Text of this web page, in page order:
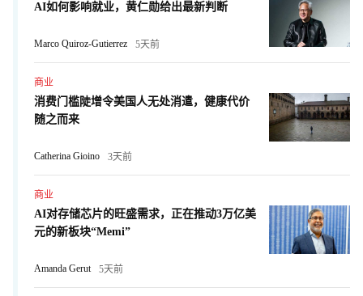
AI如何影响就业，黄仁勋给出最新判断
Marco Quiroz-Gutierrez 5天前
商业
消费门槛陡增令美国人无处消遣，健康代价
随之而来
Catherina Gioino 3天前
商业
AI对存储芯片的旺盛需求，正在推动3万亿美
元的新板块“Memi”
Amanda Gerut 5天前